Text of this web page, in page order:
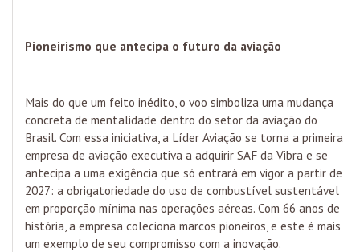
Pioneirismo que antecipa o futuro da aviação
Mais do que um feito inédito, o voo simboliza uma mudança
concreta de mentalidade dentro do setor da aviação do
Brasil. Com essa iniciativa, a Líder Aviação se torna a primeira
empresa de aviação executiva a adquirir SAF da Vibra e se
antecipa a uma exigência que só entrará em vigor a partir de
2027: a obrigatoriedade do uso de combustível sustentável
em proporção mínima nas operações aéreas. Com 66 anos de
história, a empresa coleciona marcos pioneiros, e este é mais
um exemplo de seu compromisso com a inovação.